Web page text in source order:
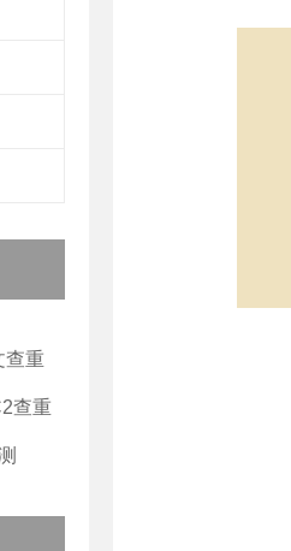
查重
查重